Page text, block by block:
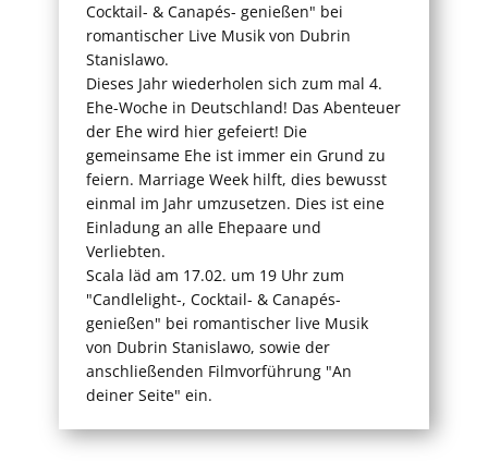
Cocktail- & Canapés- genießen" bei
romantischer Live Musik von Dubrin
Stanislawo.
Dieses Jahr wiederholen sich zum mal 4.
Ehe-Woche in Deutschland! Das Abenteuer
der Ehe wird hier gefeiert! Die
gemeinsame Ehe ist immer ein Grund zu
feiern. Marriage Week hilft, dies bewusst
einmal im Jahr umzusetzen. Dies ist eine
Einladung an alle Ehepaare und
Verliebten.
Scala läd am 17.02. um 19 Uhr zum
"Candlelight-, Cocktail- & Canapés-
genießen" bei romantischer live Musik
von Dubrin Stanislawo, sowie der
anschließenden Filmvorführung "An
deiner Seite" ein.